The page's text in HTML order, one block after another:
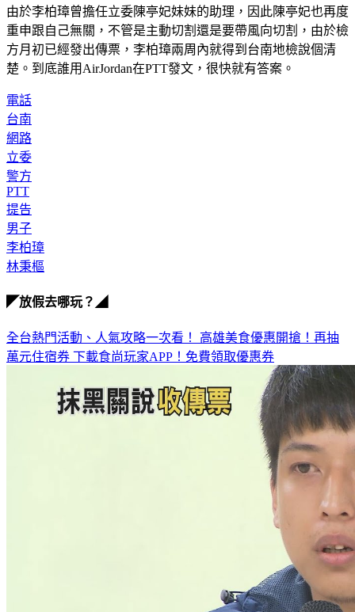
由於李柏璋曾擔任立委陳亭妃妹妹的助理，因此陳亭妃也再度
重申跟自己無關，不管是主動切割還是要帶風向切割，由於檢
方月初已經發出傳票，李柏璋兩周內就得到台南地檢說個清
楚。到底誰用AirJordan在PTT發文，很快就有答案。
電話
台南
網路
立委
警方
PTT
提告
男子
李柏璋
林秉樞
◤放假去哪玩？◢
全台熱門活動、人氣攻略一次看！ 高雄美食優惠開搶！再抽
萬元住宿券 下載食尚玩家APP！免費領取優惠券